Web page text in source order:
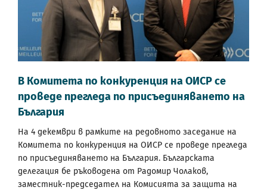
В Комитета по конкуренция на ОИСР се
проведе прегледа по присъединяването на
България
На 4 декември в рамките на редовното заседание на
Комитета по конкуренция на ОИСР се проведе прегледа
по присъединяването на България. Българската
делегация бе ръководена от Радомир Чолаков,
заместник-председател на Комисията за защита на